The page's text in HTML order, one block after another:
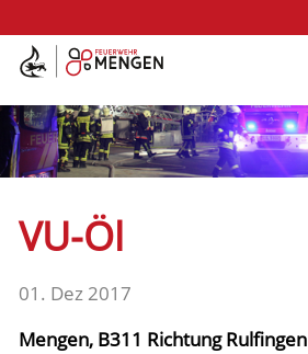
Kontakt Impressum
Die Feuerwehr
Fachdienste
Fahrzeuge
VU-Öl
01. Dez 2017
Mengen, B311 Richtung Rulfingen